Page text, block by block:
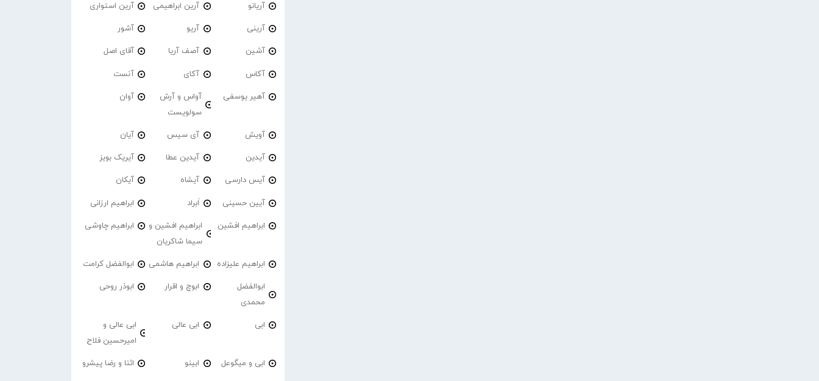
آریانو آرین ابراهیمی آرین استواری
آرینی آریو آشور
آشین آصف آریا آقای اصل
آکاس آکای آنست
آهیر یوسفی
آواس و آرش
سولویست
آوان
آویش آی سیس آیان
آیدین آیدین عطا آیریک بویز
آیس دارسی آیشاه آیکان
آیین حسینی اَبراد ابراهیم ارزانی
ابراهیم افشین
ابراهیم افشین و
سیما شاکریان
ابراهیم چاوشی
ابراهیم علیزاده ابراهیم هاشمی ابوالفضل کرامت
ابوالفضل
محمدی
ابوچ و اقرار ابوذر روحی
ابی ابی عالی
ابی عالی و
امیرحسین فلاح
ابی و میگوعل ابینو اثنا و رضا پیشرو